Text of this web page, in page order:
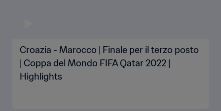
Croazia - Marocco | Finale per il terzo posto
| Coppa del Mondo FIFA Qatar 2022 |
Highlights